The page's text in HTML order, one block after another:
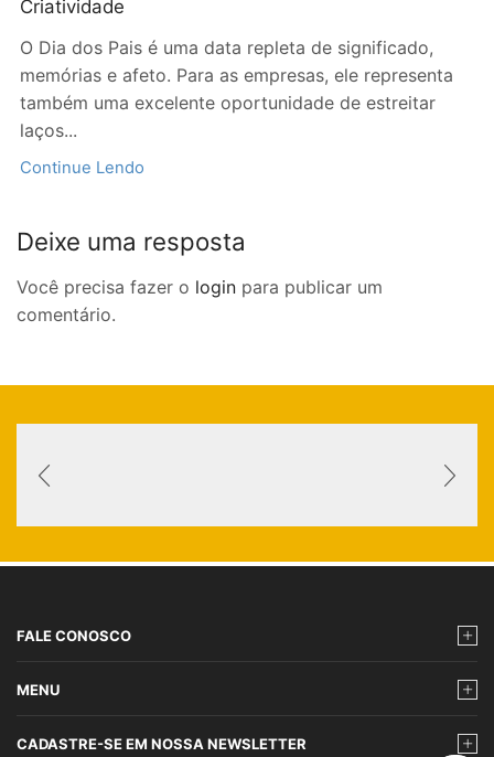
Criatividade
O Dia dos Pais é uma data repleta de significado,
memórias e afeto. Para as empresas, ele representa
também uma excelente oportunidade de estreitar
laços...
Continue Lendo
Deixe uma resposta
Você precisa fazer o login para publicar um
comentário.
FALE CONOSCO
MENU
CADASTRE-SE EM NOSSA NEWSLETTER